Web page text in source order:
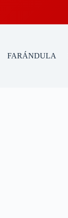
FARÁNDULA